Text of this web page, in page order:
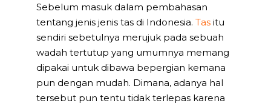
Sebelum masuk dalam pembahasan
tentang jenis jenis tas di Indonesia. Tas itu
sendiri sebetulnya merujuk pada sebuah
wadah tertutup yang umumnya memang
dipakai untuk dibawa bepergian kemana
pun dengan mudah. Dimana, adanya hal
tersebut pun tentu tidak terlepas karena